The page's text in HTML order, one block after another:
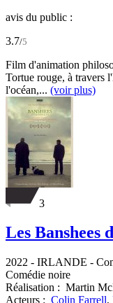
avis du public :
3.7/5
Film d'animation
Tortue rouge, à travers
l'océan,... (voir plus)
3
Les Banshees
2022 - IRLANDE -
Comédie noire
Réalisation : Martin
Acteurs : Colin Farrell,